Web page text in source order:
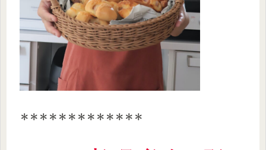
＊＊＊＊＊＊＊＊＊＊＊＊＊